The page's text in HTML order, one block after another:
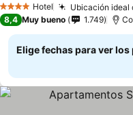
4 EstrellasHotel Ubicación ideal
8,4 Muy bueno 1.749
Elige fechas para ver